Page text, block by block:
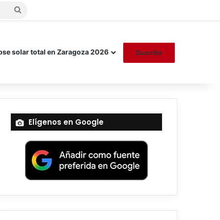
Buscar
solar total en Zaragoza 2026 Suscribir
Elígenos en Google